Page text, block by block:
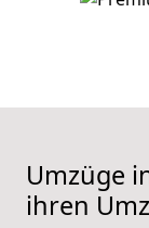
Umzüge
ihren